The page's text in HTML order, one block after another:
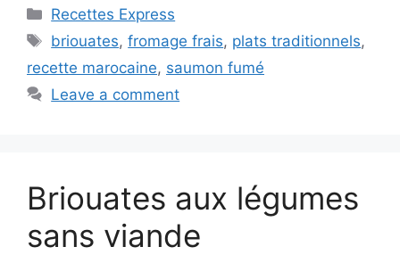
Categories
Recettes Express
Tags
briouates,fromage frais, plats traditionnels,
recette marocaine, saumon fumé
Leave a comment
Briouates aux légumes
sans viande